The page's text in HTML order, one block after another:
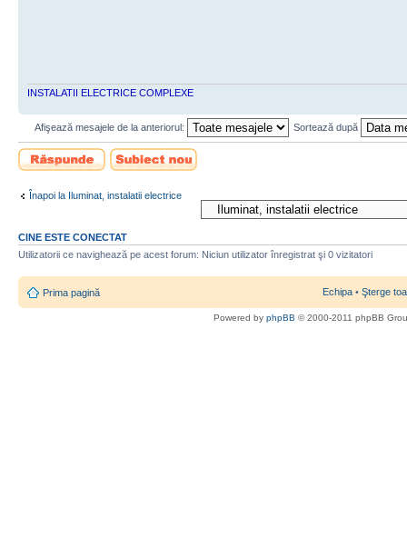
INSTALATII ELECTRICE COMPLEXE
Afişează mesajele de la anteriorul: Sortează după
Scrie un răspuns
Scrie un subiect
nou
Înapoi la Iluminat, instalatii electrice
CINE ESTE CONECTAT
Utilizatorii ce navighează pe acest forum: Niciun utilizator înregistrat şi 0 vizitatori
Prima pagină Echipa • Şterge
Powered by phpBB © 2000-2011 phpBB